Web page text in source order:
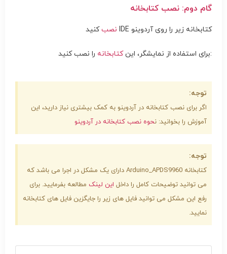
گام دوم: نصب کتابخانه
کتابخانه زیر را روی آردوینو IDE نصبکنید
برای استفاده از نمایشگر، اینکتابخانه را نصب کنید:
توجه:
اگر برای نصب کتابخانه در آردوینو به کمک بیشتری نیاز دارید، این
آموزش را بخوانید: نحوه نصب کتابخانه در آردوینو
توجه:
کتابخانه Arduino_APDS9960 دارای یک مشکل در اجرا می باشد که
می توانید توضیحات کامل را داخل این لینک مطالعه بفرمایید. برای
رفع این مشکل می توانید فایل های زیر را جایگزین فایل های کتابخانه
نمایید.